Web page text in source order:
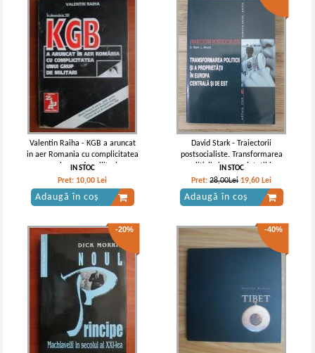
Valentin Raiha - KGB a aruncat
in aer Romania cu complicitatea
unui grup de militari
IN STOC
Pret: 10,00 Lei
Adaugă în coș
David Stark - Traiectorii
postsocialiste. Transformarea
politicii si a proprietatii in
Europa Centrala si de Est
IN STOC
Pret:28,00Lei 19,60 Lei
Adaugă în coș
-20% -40%